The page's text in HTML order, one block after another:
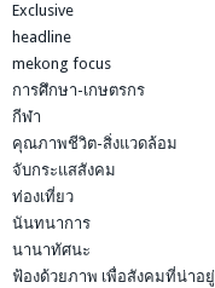
Exclusive
headline
mekong focus
การศึกษา-เกษตรกร
กีฬา
คุณภาพชีวิต-สิ่งแวดล้อม
จับกระแสสังคม
ท่องเที่ยว
นันทนาการ
นานาทัศนะ
ฟ้องด้วยภาพ เพื่อสังคมที่น่าอยู่